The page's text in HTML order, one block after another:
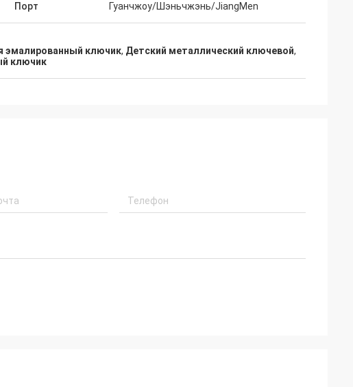
Порт Гуанчжоу/Шэньчжэнь/JiangMen
эмалированный ключик, Детский металлический ключевой,
ключик